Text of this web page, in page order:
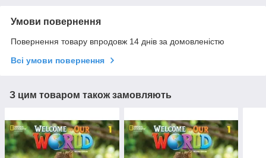
Умови повернення
Повернення товару впродовж 14 днів за домовленістю
Всі умови повернення
З цим товаром також замовляють